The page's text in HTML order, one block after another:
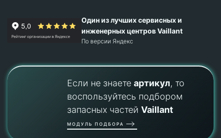
Один из лучших сервисных и
инженерных центров Vaillant
По версии Яндекс
Если не знаете артикул, то
воспользуйтесь подбором
запасных частей Vaillant
МОДУЛЬ ПОДБОРА